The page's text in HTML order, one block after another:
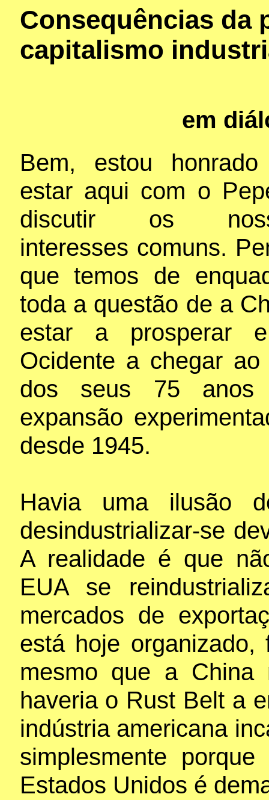
Consequências da
capitalismo
em
Bem, estou
estar aqui com o
discutir os
interesses comuns.
que temos de
toda a questão de a
estar a prosperar
Ocidente a chegar ao
dos seus 75 anos
expansão
desde 1945.
Havia uma ilusão
desindustrializar-se
A realidade é que
EUA se
mercados de
está hoje organizado,
mesmo que a China
haveria o Rust Belt a
indústria americana
simplesmente
Estados Unidos é